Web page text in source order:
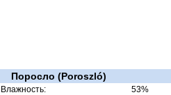
Поросло (Poroszló)
Влажность: 53%